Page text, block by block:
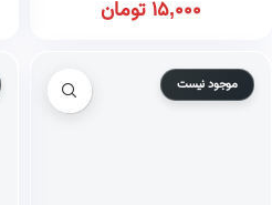
15,000تومان
موجود نیست